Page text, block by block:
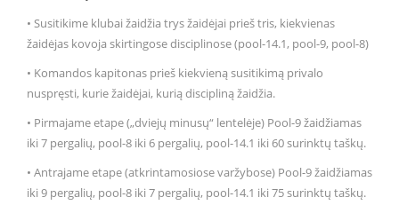
• Susitikime klubai žaidžia trys žaidėjai prieš tris, kiekvienas
žaidėjas kovoja skirtingose disciplinose (pool-14.1, pool-9, pool-8)
• Komandos kapitonas prieš kiekvieną susitikimą privalo
nuspręsti, kurie žaidėjai, kurią discipliną žaidžia.
• Pirmajame etape („dviejų minusų“ lentelėje) Pool-9 žaidžiamas
iki 7 pergalių, pool-8 iki 6 pergalių, pool-14.1 iki 60 surinktų taškų.
• Antrajame etape (atkrintamosiose varžybose) Pool-9 žaidžiamas
iki 9 pergalių, pool-8 iki 7 pergalių, pool-14.1 iki 75 surinktų taškų.